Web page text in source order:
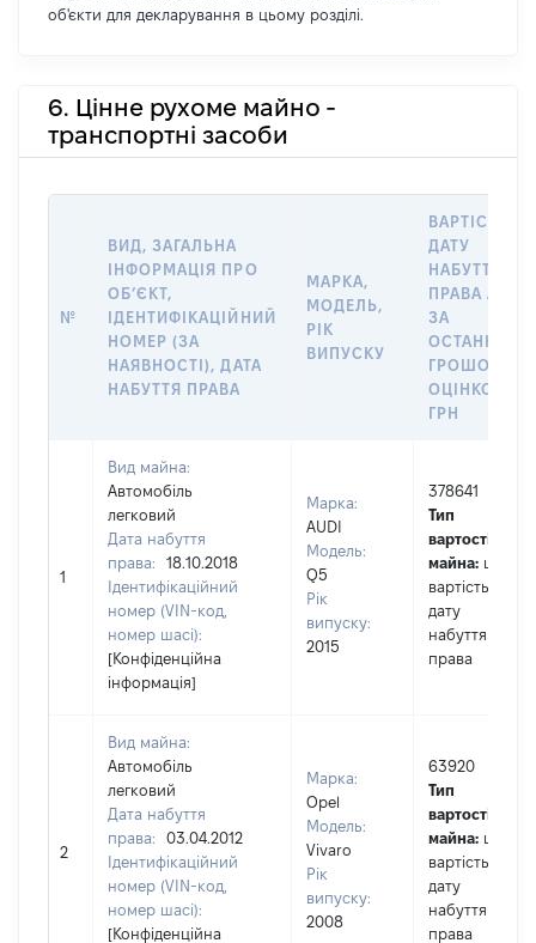
об'єкти для декларування в цьому розділі.
6. Цінне рухоме майно -
транспортні засоби
№
ВИД, ЗАГАЛЬНА
ІНФОРМАЦІЯ ПРО
ОБʼЄКТ,
ІДЕНТИФІКАЦІЙНИЙ
НОМЕР (ЗА
НАЯВНОСТІ), ДАТА
НАБУТТЯ ПРАВА
МАРКА,
МОДЕЛЬ,
РІК
ВИПУСКУ
ВАРТІСТЬ НА
ДАТУ
НАБУТТЯ
ПРАВА АБО
ЗА
ГРОШОВОЮ
ОЦІНКОЮ,
ГРН
1
Вид майна:
Автомобіль
легковий
Дата набуття
права:
18.10.2018
Ідентифікаційний
номер (VIN-код,
номер шасі):
[Конфіденційна
інформація]
Марка:
AUDI
Модель:
Q5
Рік
випуску:
2015
378641
Тип
вартості
майна: це
вартість на
дату
набуття
права
2
Вид майна:
Автомобіль
легковий
Дата набуття
права:
03.04.2012
Ідентифікаційний
номер (VIN-код,
номер шасі):
[Конфіденційна
Марка:
Opel
Модель:
Vivaro
Рік
випуску:
2008
63920
Тип
вартості
майна: це
вартість на
дату
набуття
права